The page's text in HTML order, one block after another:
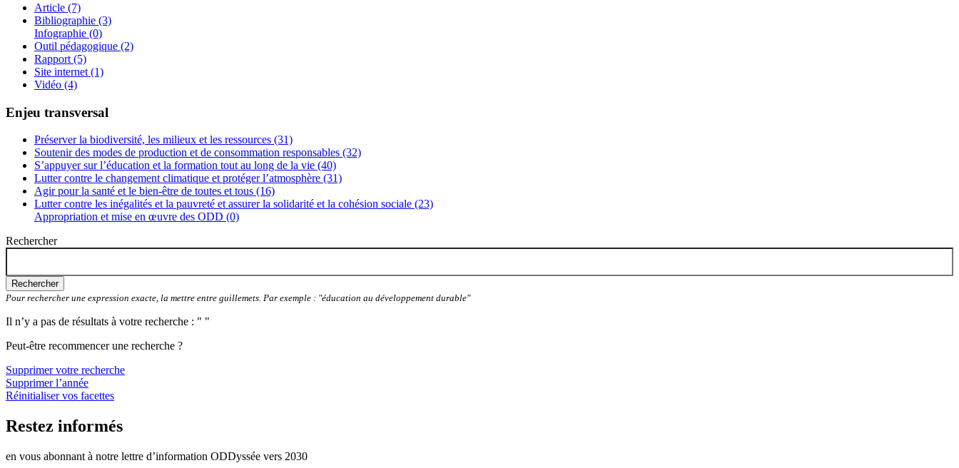
Article (7)
Bibliographie (3)
Infographie (0)
Outil pédagogique (2)
Rapport (5)
Site internet (1)
Vidéo (4)
Enjeu transversal
Préserver la biodiversité, les milieux et les ressources (31)
Soutenir des modes de production et de consommation responsables (32)
S’appuyer sur l’éducation et la formation tout au long de la vie (40)
Lutter contre le changement climatique et protéger l’atmosphère (31)
Agir pour la santé et le bien-être de toutes et tous (16)
Lutter contre les inégalités et la pauvreté et assurer la solidarité et la cohésion sociale (23)
Appropriation et mise en œuvre des ODD (0)
Rechercher
Rechercher
Pour rechercher une expression exacte, la mettre entre guillemets. Par exemple : "éducation au développement durable"
Il n’y a pas de résultats à votre recherche : " "
Peut-être recommencer une recherche ?
Supprimer votre recherche
Supprimer l’année
Réinitialiser vos facettes
Restez informés
en vous abonnant à notre lettre d’information ODDyssée vers 2030